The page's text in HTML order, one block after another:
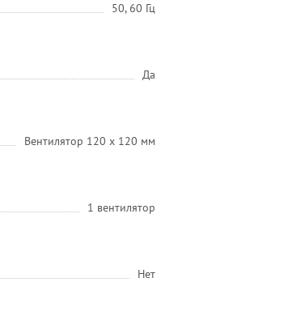
50, 60 Гц
Да
Вентилятор 120 x 120 мм
1 вентилятор
Нет